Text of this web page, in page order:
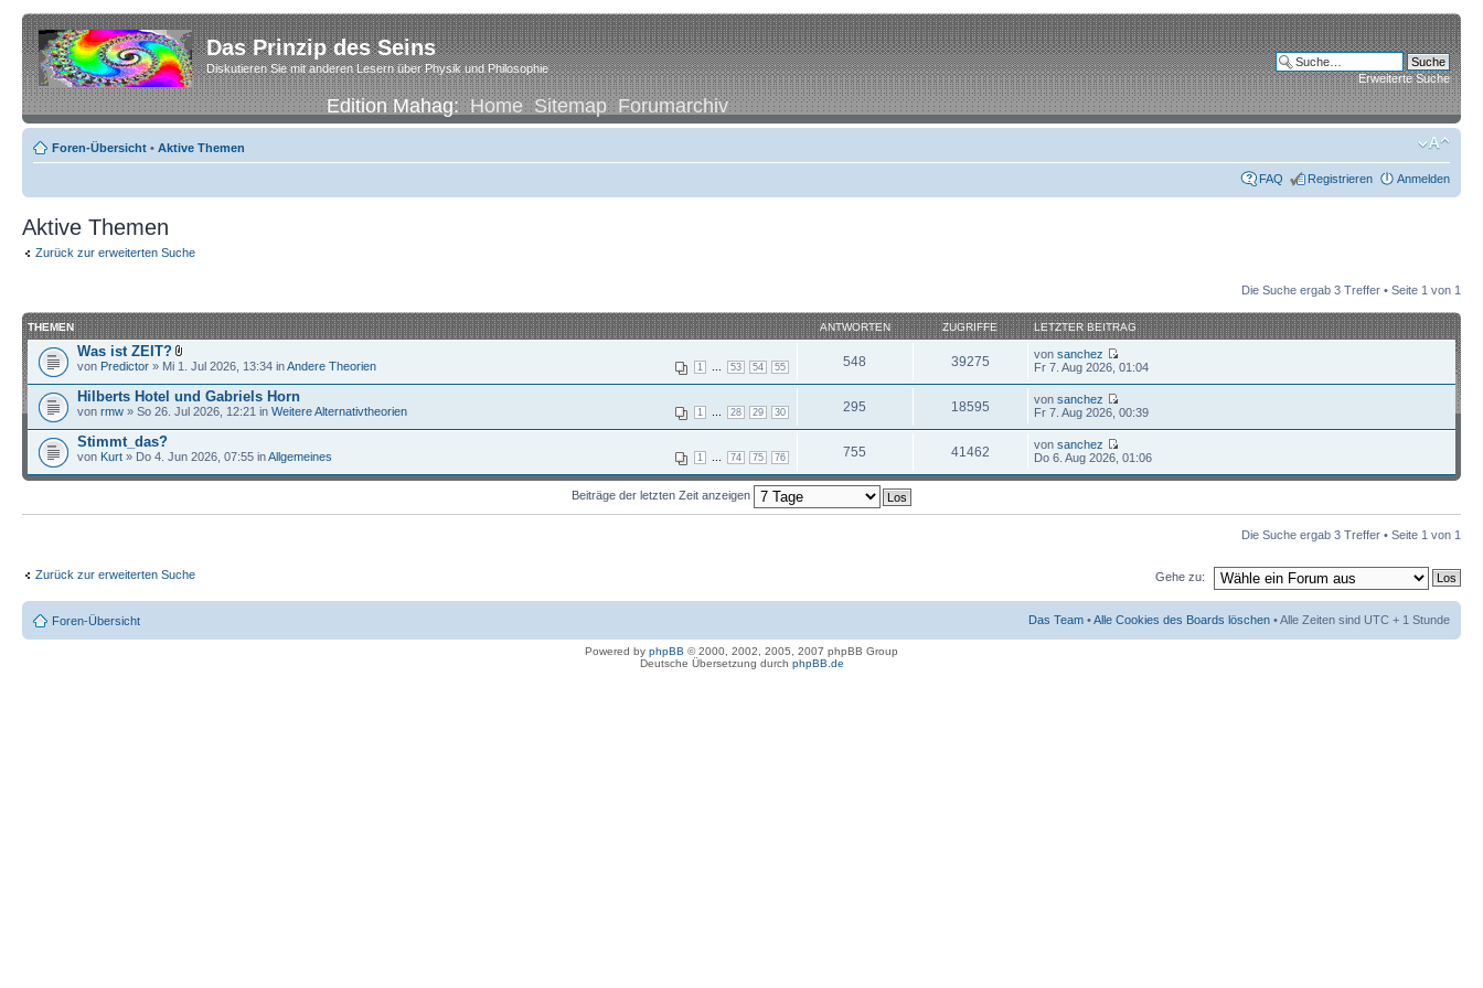
Das Prinzip des Seins
Diskutieren Sie mit anderen Lesern über Physik und Philosophie
Edition Mahag:Home Sitemap Forumarchiv
Erweiterte Suche
Foren-Übersicht • Aktive Themen
FAQ Registrieren Anmelden
Aktive Themen
Zurück zur erweiterten Suche
Die Suche ergab 3 Treffer • Seite 1 von 1
THEMEN ANTWORTEN ZUGRIFFE LETZTER BEITRAG
Was ist ZEIT?
1 53 54 55
von Predictor » Mi 1. Jul 2026, 13:34 inAndere Theorien 548 39275 vonsanchez
Fr 7. Aug 2026, 01:04
Hilberts Hotel und Gabriels Horn
1 28 29 30
von rmw » So 26. Jul 2026, 12:21 in Weitere Alternativtheorien 295 18595 vonsanchez
Fr 7. Aug 2026, 00:39
Stimmt_das?
1 74 75 76
von Kurt » Do 4. Jun 2026, 07:55 inAllgemeines 755 41462 vonsanchez
Do 6. Aug 2026, 01:06
Beiträge der letzten Zeit anzeigen
Die Suche ergab 3 Treffer • Seite 1 von 1
Zurück zur erweiterten Suche Gehe zu:
Foren-Übersicht Das Team •Alle Cookies des Boards löschen • Alle Zeiten sind UTC + 1 Stunde
Powered by phpBB © 2000, 2002, 2005, 2007 phpBB Group
Deutsche Übersetzung durch phpBB.de